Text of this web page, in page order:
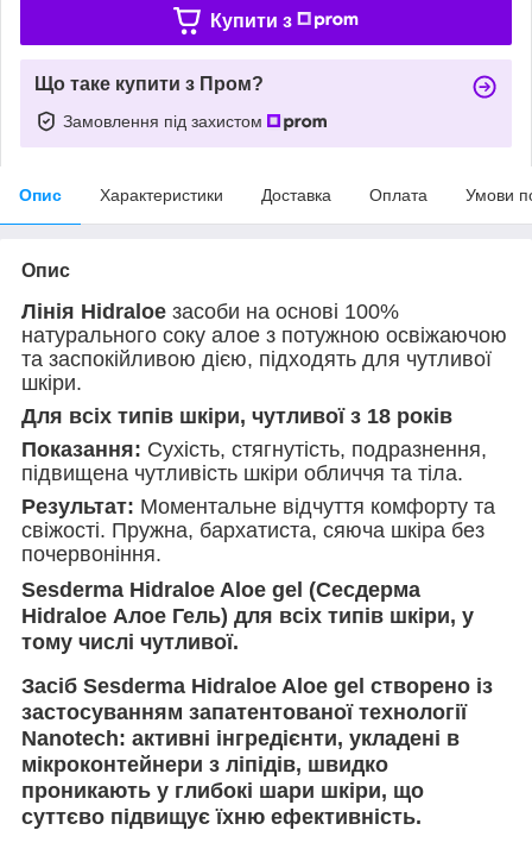
Купити з
Що таке купити з Пром?
Замовлення під захистом
Опис Характеристики Доставка Оплата Умови
Опис
Лінія Hidraloe засоби на основі 100%
натурального соку алое з потужною освіжаючою
та заспокійливою дією, підходять для чутливої
шкіри.
Для всіх типів шкіри, чутливої з 18 років
Показання: Сухість, стягнутість, подразнення,
підвищена чутливість шкіри обличчя та тіла.
Результат: Моментальне відчуття комфорту та
свіжості. Пружна, бархатиста, сяюча шкіра без
почервоніння.
Sesderma Hidraloe Aloe gel (Сесдерма
Hidraloe Алое Гель) для всіх типів шкіри, у
тому числі чутливої.
Засіб Sesderma Hidraloe Aloe gel створено із
застосуванням запатентованої технології
Nanotech: активні інгредієнти, укладені в
мікроконтейнери з ліпідів, швидко
проникають у глибокі шари шкіри, що
суттєво підвищує їхню ефективність.